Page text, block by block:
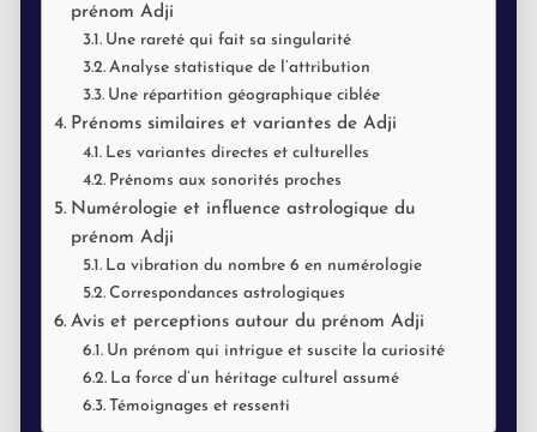
prénom Adji
Une rareté qui fait sa singularité
Analyse statistique de l’attribution
Une répartition géographique ciblée
Prénoms similaires et variantes de Adji
Les variantes directes et culturelles
Prénoms aux sonorités proches
Numérologie et influence astrologique du
prénom Adji
La vibration du nombre 6 en numérologie
Correspondances astrologiques
Avis et perceptions autour du prénom Adji
Un prénom qui intrigue et suscite la curiosité
La force d’un héritage culturel assumé
Témoignages et ressenti